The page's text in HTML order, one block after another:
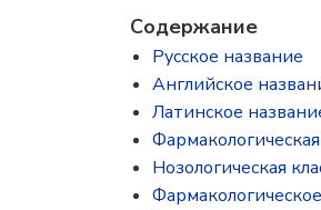
Содержание
Русское название
Английское
Латинское
Нозологическая